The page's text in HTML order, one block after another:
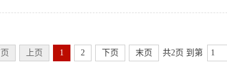
上页 1 2 下页 末页 共2页 到第